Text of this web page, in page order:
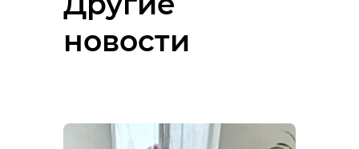
новости